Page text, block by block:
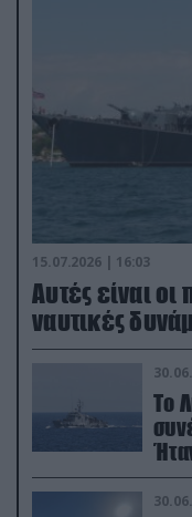
15.07.2026 | 16:03
Aυτές είναι
ναυτικές
Το